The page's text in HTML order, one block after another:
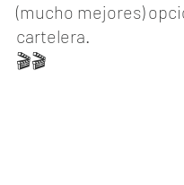
(mucho mejores)
cartelera.
🎬🎬